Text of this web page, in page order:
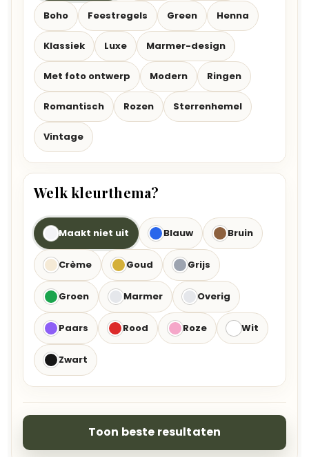
Boho Feestregels Green Henna
Klassiek Luxe Marmer-design
Met foto ontwerp Modern Ringen
Romantisch Rozen Sterrenhemel
Vintage
Welk kleurthema?
Maakt niet uit Blauw Bruin
Crème Goud Grijs
Groen Marmer Overig
Paars Rood Roze Wit
Zwart
Toon beste resultaten